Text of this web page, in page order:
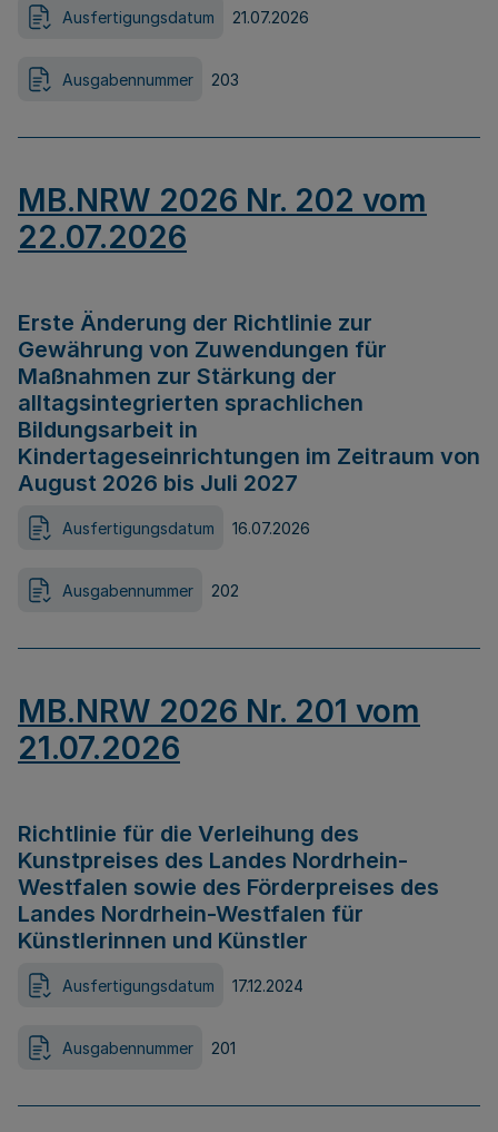
Ausfertigungsdatum 21.07.2026
Ausgabennummer 203
MB.NRW 2026 Nr. 202 vom
22.07.2026
Erste Änderung der Richtlinie zur
Gewährung von Zuwendungen für
Maßnahmen zur Stärkung der
alltagsintegrierten sprachlichen
Bildungsarbeit in
Kindertageseinrichtungen im Zeitraum von
August 2026 bis Juli 2027
Ausfertigungsdatum 16.07.2026
Ausgabennummer 202
MB.NRW 2026 Nr. 201 vom
21.07.2026
Richtlinie für die Verleihung des
Kunstpreises des Landes Nordrhein-
Westfalen sowie des Förderpreises des
Landes Nordrhein-Westfalen für
Künstlerinnen und Künstler
Ausfertigungsdatum 17.12.2024
Ausgabennummer 201